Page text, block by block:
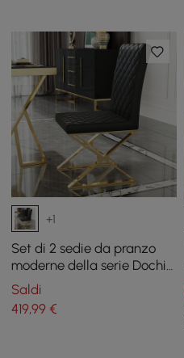
+1
Set di 2 sedie da pranzo
moderne della serie Dochic
con rivestimento in pelle PU
nera
Saldi
419,99 €